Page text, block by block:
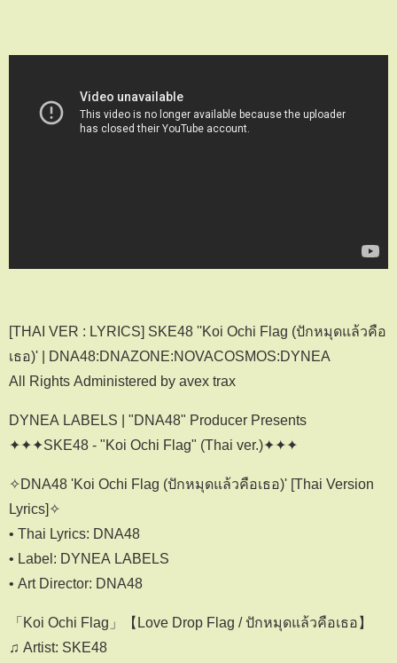
[THAI VER : LYRICS] SKE48 ''Koi Ochi Flag (ปักหมุดแล้วคือ
เธอ)' | DNA48:DNAZONE:NOVACOSMOS:DYNEA
All Rights Administered by avex trax
DYNEA LABELS | "DNA48" Producer Presents
✦✦✦SKE48 - "Koi Ochi Flag" (Thai ver.)✦✦✦
✧DNA48 'Koi Ochi Flag (ปักหมุดแล้วคือเธอ)' [Thai Version
Lyrics]✧
• Thai Lyrics: DNA48
• Label: DYNEA LABELS
• Art Director: DNA48
「Koi Ochi Flag」【Love Drop Flag / ปักหมุดแล้วคือเธอ】
♫ Artist: SKE48